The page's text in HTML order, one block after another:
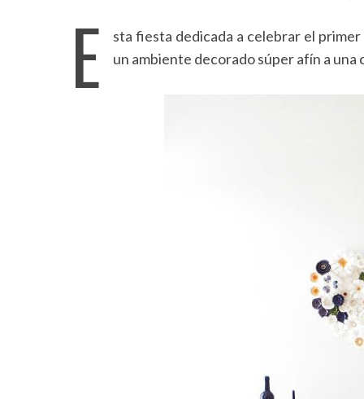
E
sta fiesta dedicada a celebrar el
un ambiente decorado súper afín a una